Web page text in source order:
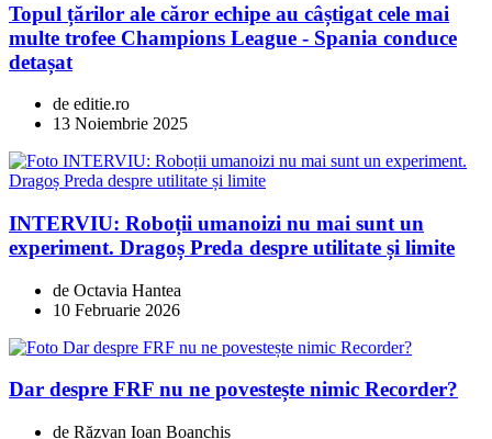
Topul țărilor ale căror echipe au câștigat cele mai
multe trofee Champions League - Spania conduce
detașat
de editie.ro
13 Noiembrie 2025
INTERVIU: Roboții umanoizi nu mai sunt un
experiment. Dragoș Preda despre utilitate și limite
de Octavia Hantea
10 Februarie 2026
Dar despre FRF nu ne povestește nimic Recorder?
de Răzvan Ioan Boanchiș